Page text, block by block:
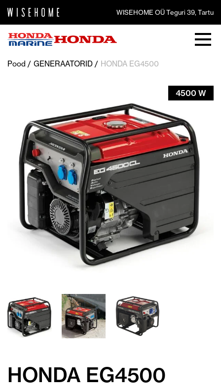
WISEHOME OÜ Teguri 39, Tartu
Pood GENERAATORID HONDA EG4500
4500 W
HONDA EG4500